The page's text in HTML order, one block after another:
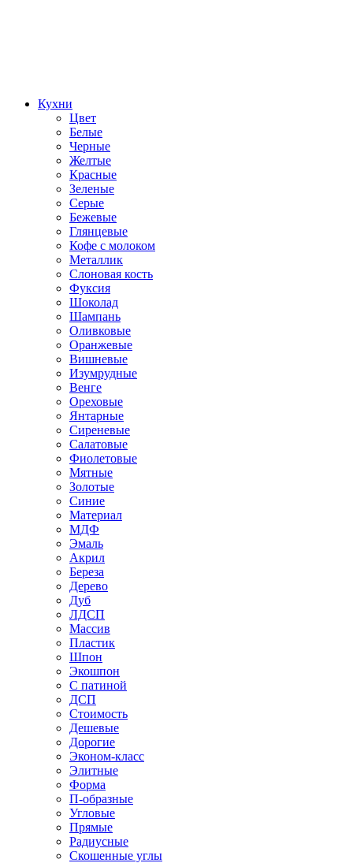
Кухни
Цвет
Белые
Черные
Желтые
Красные
Зеленые
Серые
Бежевые
Глянцевые
Кофе с молоком
Металлик
Слоновая кость
Фуксия
Шоколад
Шампань
Оливковые
Оранжевые
Вишневые
Изумрудные
Венге
Ореховые
Янтарные
Сиреневые
Салатовые
Фиолетовые
Мятные
Золотые
Синие
Материал
МДФ
Эмаль
Акрил
Береза
Дерево
Дуб
ЛДСП
Массив
Пластик
Шпон
Экошпон
С патиной
ДСП
Стоимость
Дешевые
Дорогие
Эконом-класс
Элитные
Форма
П-образные
Угловые
Прямые
Радиусные
Скошенные углы